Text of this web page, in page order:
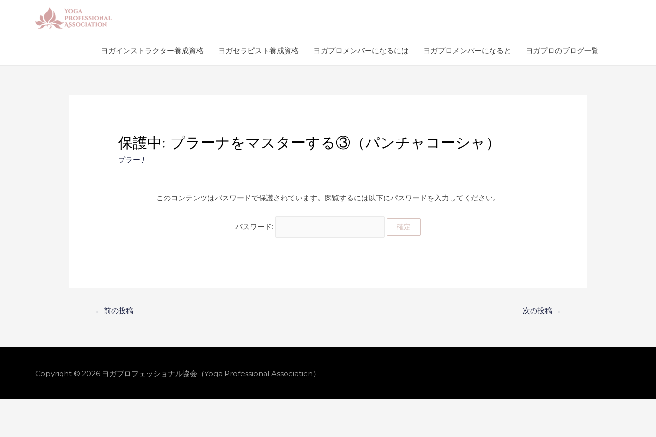
ヨガインストラクター養成資格 ヨガセラピスト養成資格 ヨガプロメンバーになるには ヨガプロメンバーになると ヨガプロのブログ一覧
保護中: プラーナをマスターする③（パンチャコーシャ）
プラーナ
このコンテンツはパスワードで保護されています。閲覧するには以下にパスワードを入力してください。
パスワード:
投
稿
ナ
ビ
← 前の投稿 次の投稿 →
Copyright © 2026 ヨガプロフェッショナル協会（Yoga Professional Association）